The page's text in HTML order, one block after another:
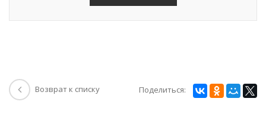
Возврат к списку Поделиться: